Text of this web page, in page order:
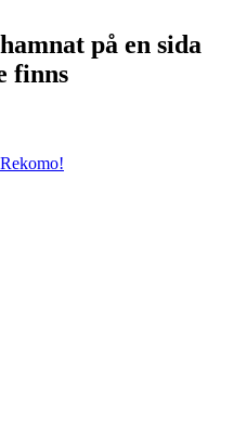
på en sida
finns